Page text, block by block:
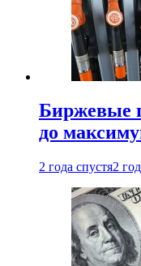
Биржевые
до
2 года спустя2